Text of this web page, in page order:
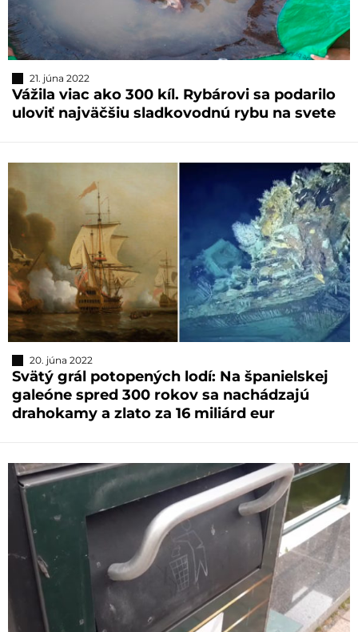
21. júna 2022
Vážila viac ako 300 kíl. Rybárovi sa podarilo
uloviť najväčšiu sladkovodnú rybu na svete
20. júna 2022
Svätý grál potopených lodí: Na španielskej
galeóne spred 300 rokov sa nachádzajú
drahokamy a zlato za 16 miliárd eur